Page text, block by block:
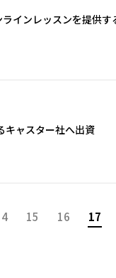
インレッスンを提供す
キャスター社へ出資
15 16 17